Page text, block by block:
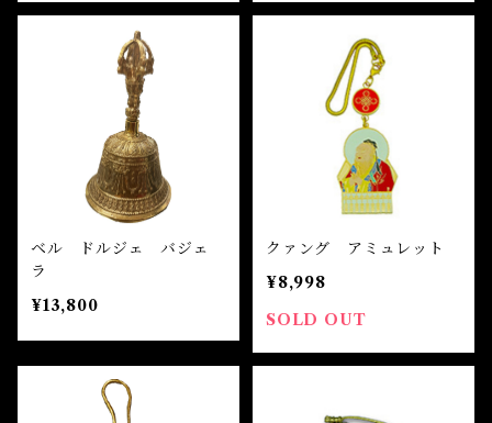
ベル ドルジェ バジェ
ラ
¥13,800
クァング アミュレット
¥8,998
SOLD OUT